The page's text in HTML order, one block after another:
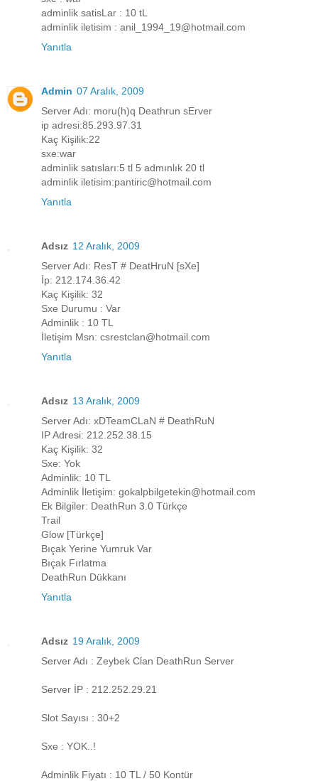
adminlik satisLar : 10 tL
adminlik iletisim : anil_1994_19@hotmail.com
Yanıtla
Admin 07 Aralık, 2009
Server Adı: moru(h)q Deathrun sErver
ip adresi:85.293.97.31
Kaç Kişilik:22
sxe:war
adminlik satısları:5 tl 5 admınlık 20 tl
adminlik iletisim:pantiric@hotmail.com
Yanıtla
Adsız 12 Aralık, 2009
Server Adı: ResT # DeatHruN [sXe]
İp: 212.174.36.42
Kaç Kişilik: 32
Sxe Durumu : Var
Adminlik : 10 TL
İletişim Msn: csrestclan@hotmail.com
Yanıtla
Adsız 13 Aralık, 2009
Server Adı: xDTeamCLaN # DeathRuN
IP Adresi: 212.252.38.15
Kaç Kişilik: 32
Sxe: Yok
Adminlik: 10 TL
Adminlik İletişim: gokalpbilgetekin@hotmail.com
Ek Bilgiler: DeathRun 3.0 Türkçe
Trail
Glow [Türkçe]
Bıçak Yerine Yumruk Var
Bıçak Fırlatma
DeathRun Dükkanı
Yanıtla
Adsız 19 Aralık, 2009
Server Adı : Zeybek Clan DeathRun Server
Server İP : 212.252.29.21
Slot Sayısı : 30+2
Sxe : YOK..!
Adminlik Fiyatı : 10 TL / 50 Kontür